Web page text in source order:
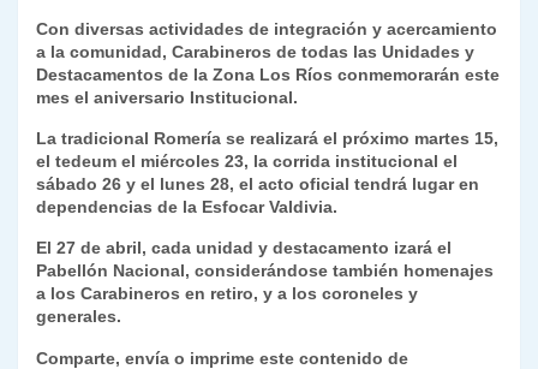
Con diversas actividades de integración y acercamiento
a la comunidad, Carabineros de todas las Unidades y
Destacamentos de la Zona Los Ríos conmemorarán este
mes el aniversario Institucional.
La tradicional Romería se realizará el próximo martes 15,
el tedeum el miércoles 23, la corrida institucional el
sábado 26 y el lunes 28, el acto oficial tendrá lugar en
dependencias de la Esfocar Valdivia.
El 27 de abril, cada unidad y destacamento izará el
Pabellón Nacional, considerándose también homenajes
a los Carabineros en retiro, y a los coroneles y
generales.
Comparte, envía o imprime este contenido de